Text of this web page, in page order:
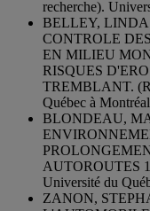
recherche).
BELLEY,
CONTROLE
EN MILIEU
RISQUES
TREMBLANT.
Québec à
BLONDEAU,
AUTOROUTES
Université du
ZANON,